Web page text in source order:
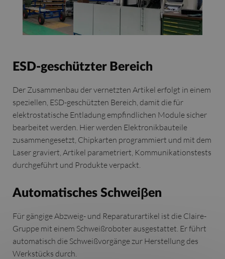
ESD-geschützter Bereich
Der Zusammenbau der vernetzten Artikel erfolgt in einem
speziellen, ESD-geschützten Bereich, damit die für
elektrostatische Entladung empfindlichen Module sicher
bearbeitet werden. Hier werden Elektronikbauteile
zusammengesetzt, Chipkarten programmiert und mit dem
Laser graviert, Artikel parametriert, Kommunikationstests
durchgeführt und Produkte verpackt.
Automatisches Schweiβen
Für gängige Abzweig- und Reparaturartikel ist die Claire-
Gruppe mit einem Schweißroboter ausgestattet. Er führt
automatisch die Schweißvorgänge zur Herstellung des
Werkstücks durch.